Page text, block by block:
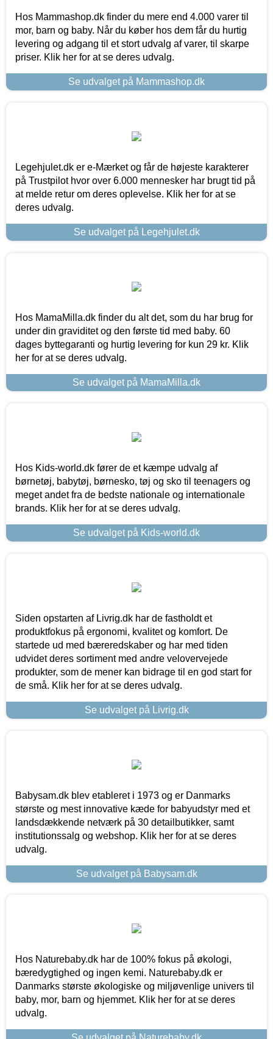
Hos Mammashop.dk finder du mere end 4.000 varer til
mor, barn og baby. Når du køber hos dem får du hurtig
levering og adgang til et stort udvalg af varer, til skarpe
priser. Klik her for at se deres udvalg.
Se udvalget på Mammashop.dk
Legehjulet.dk er e-Mærket og får de højeste karakterer
på Trustpilot hvor over 6.000 mennesker har brugt tid på
at melde retur om deres oplevelse. Klik her for at se
deres udvalg.
Se udvalget på Legehjulet.dk
Hos MamaMilla.dk finder du alt det, som du har brug for
under din graviditet og den første tid med baby. 60
dages byttegaranti og hurtig levering for kun 29 kr. Klik
her for at se deres udvalg.
Se udvalget på MamaMilla.dk
Hos Kids-world.dk fører de et kæmpe udvalg af
børnetøj, babytøj, børnesko, tøj og sko til teenagers og
meget andet fra de bedste nationale og internationale
brands. Klik her for at se deres udvalg.
Se udvalget på Kids-world.dk
Siden opstarten af Livrig.dk har de fastholdt et
produktfokus på ergonomi, kvalitet og komfort. De
startede ud med bæreredskaber og har med tiden
udvidet deres sortiment med andre velovervejede
produkter, som de mener kan bidrage til en god start for
de små. Klik her for at se deres udvalg.
Se udvalget på Livrig.dk
Babysam.dk blev etableret i 1973 og er Danmarks
største og mest innovative kæde for babyudstyr med et
landsdækkende netværk på 30 detailbutikker, samt
institutionssalg og webshop. Klik her for at se deres
udvalg.
Se udvalget på Babysam.dk
Hos Naturebaby.dk har de 100% fokus på økologi,
bæredygtighed og ingen kemi. Naturebaby.dk er
Danmarks største økologiske og miljøvenlige univers til
baby, mor, barn og hjemmet. Klik her for at se deres
udvalg.